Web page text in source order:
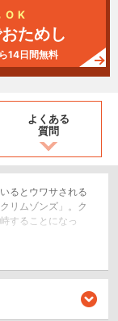
OK
ためし
14日間無料
よくある
質問
るとウワサされる
リムゾンズ」。ク
することになっ